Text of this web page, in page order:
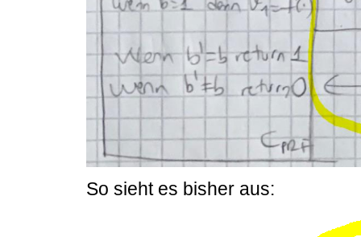
So sieht es bisher aus: